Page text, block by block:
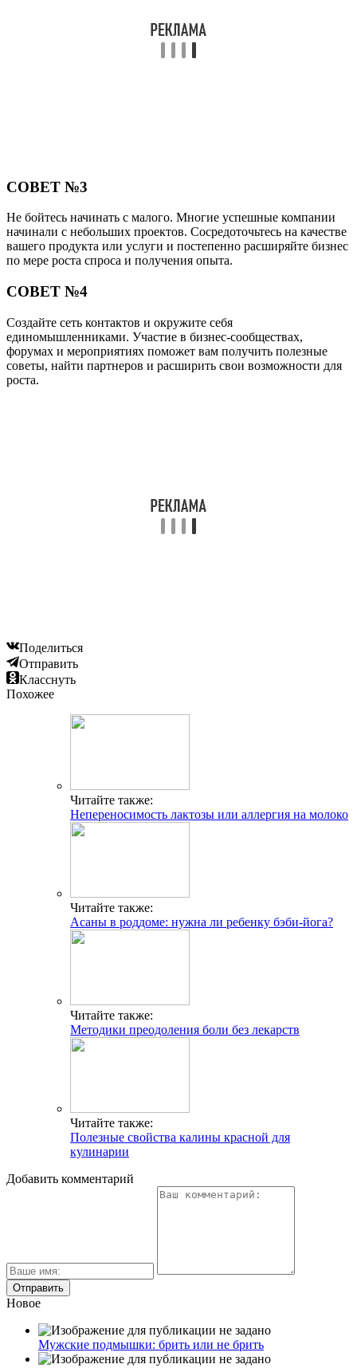
СОВЕТ №3
Не бойтесь начинать с малого. Многие успешные компании
начинали с небольших проектов. Сосредоточьтесь на качестве
вашего продукта или услуги и постепенно расширяйте бизнес
по мере роста спроса и получения опыта.
СОВЕТ №4
Создайте сеть контактов и окружите себя
единомышленниками. Участие в бизнес-сообществах,
форумах и мероприятиях поможет вам получить полезные
советы, найти партнеров и расширить свои возможности для
роста.
Поделиться
Отправить
Класснуть
Похожее
Читайте также:
Непереносимость лактозы или аллергия на молоко
Читайте также:
Асаны в роддоме: нужна ли ребенку бэби-йога?
Читайте также:
Методики преодоления боли без лекарств
Читайте также:
Полезные свойства калины красной для
кулинарии
Добавить комментарий
Новое
Мужские подмышки: брить или не брить